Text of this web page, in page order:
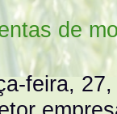
de
feira,